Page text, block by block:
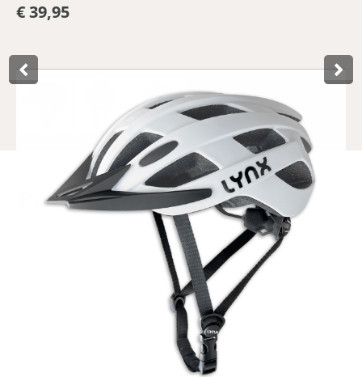
€ 39,95
Product­omschrijving
Le Lynx All-Road est un casque vélo blanc polyvalent qui
allie protection, ventilation et facilité d’utilisation, aussi
bien pour un usage quotidien que sportif. Sa structure in-
mold associe une coque extérieure en polycarbonate
robuste à une mousse intérieure EPS absorbant les chocs.
Le casque comprend 24 ouvertures d’aération assurant
une excellente circulation de l’air. Une moustiquaire
intégrée à l’avant empêche les insectes de pénétrer par les